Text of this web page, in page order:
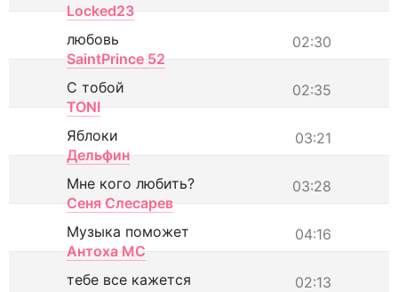
Locked23
02:30
любовь
SaintPrince 52
02:35
С тобой
TONI
03:21
Яблоки
Дельфин
03:28
Мне кого любить?
Сеня Слесарев
04:16
Музыка поможет
Антоха МС
02:13
тебе все кажется